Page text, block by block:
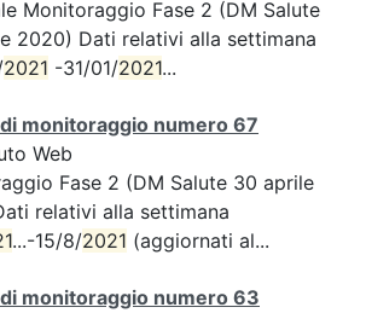
Monitoraggio Fase 2 (DM Salute
2020) Dati relativi alla settimana
2021 -31/01/2021...
monitoraggio numero 67
Web
Fase 2 (DM Salute 30 aprile
relativi alla settimana
...-15/8/2021 (aggiornati al...
monitoraggio numero 63